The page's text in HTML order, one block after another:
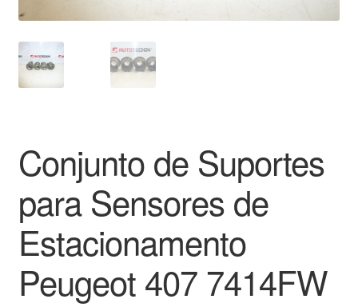
Política de Privacidade
Procedimento de Reclamação
Termos e Condições
Transporte
Conjunto de Suportes
para Sensores de
Estacionamento
Peugeot 407 7414FW